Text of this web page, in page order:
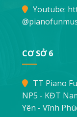
Youtube:
CƠ SỞ 6
TT Piano
NP5 - KĐT
Yên - Vĩnh